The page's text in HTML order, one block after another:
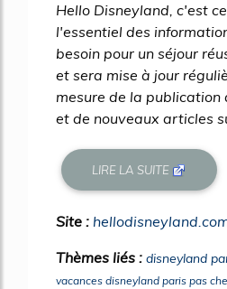
Hello Disneyland, c'est
l'essentiel des
besoin pour un séjour
et sera mise à jour
mesure de la publication
et de nouveaux articles
LIRE LA SUITE
Site :
Thèmes liés : disneyland
vacances disneyland paris pas